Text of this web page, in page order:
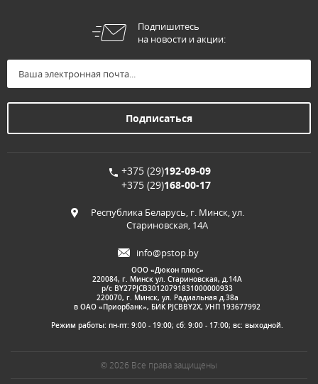
Подпишитесь
на новости и акции:
+375 (29)192-09-09
+375 (29)168-00-17
Республика Беларусь, г. Минск, ул.
Стариновская, 14А
info@pstop.by
ООО «Дюкон плюс»
220084, г. Минск ул. Стариновская, д.14А
р/с BY27PJCB30120791831000000933
220070, г. Минск, ул. Радиальная д.38а
в ОАО «Приорбанк», БИК PJCBBY2X, УНП 193677992
Режим работы: пн-пт: 9:00 - 19:00; сб: 9:00 - 17:00; вс: выходной.
© 2026 Все права защищены